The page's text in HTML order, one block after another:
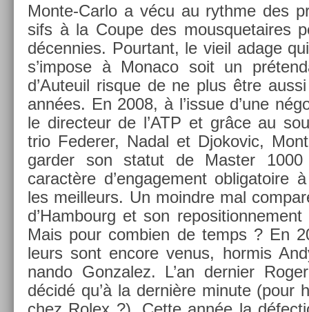
Monte-Carlo a vécu au rythme des
sifs à la Coupe des mous­quetaires
décenn­ies. Pour­tant, le vieil adage
s’im­pose à Monaco soit un
d’Auteuil ris­que de ne plus être
années. En 2008, à l’issue d’une
le di­rec­teur de l’ATP et grâce au
trio Feder­er, Nadal et Djokovic,
gard­er son statut de Mast­er
caractère d’en­gage­ment ob­ligatoire
les meil­leurs. Un moindre mal
d’Ham­bourg et son
Mais pour com­bi­en de temps ? En
leurs sont en­core venus, hor­mis
nando Gon­zalez. L’an de­rni­er
décidé qu’à la dernière minute (pour